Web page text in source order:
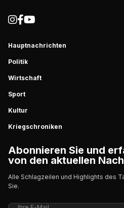
Hauptnachrichten
Politik
Wirtschaft
Sport
Kultur
Kriegschroniken
Abonnieren Sie und
von den aktuellen
Alle Schlagzeilen und Highlights des
Sie.